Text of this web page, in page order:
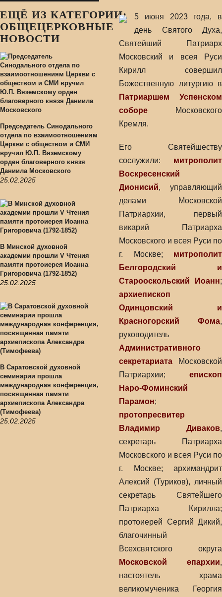
ЕЩЁ ИЗ КАТЕГОРИИ:
ОБЩЕЦЕРКОВНЫЕ
НОВОСТИ
Председатель Синодального
отдела по взаимоотношениям
Церкви с обществом и СМИ
вручил Ю.П. Вяземскому
орден благоверного князя
Даниила Московского
25.02.2025
В Минской духовной
академии прошли V Чтения
памяти протоиерея Иоанна
Григоровича (1792-1852)
25.02.2025
В Саратовской духовной
семинарии прошла
международная конференция,
посвященная памяти
архиепископа Александра
(Тимофеева)
25.02.2025
5 июня 2023 года, в
день Святого Духа,
Святейший Патриарх
Московский и всея Руси
Кирилл совершил
Божественную литургию в
Патриаршем Успенском
соборе Московского
Кремля.
Его Святейшеству
сослужили: митрополит
Воскресенский
Дионисий, управляющий
делами Московской
Патриархии, первый
викарий Патриарха
Московского и всея Руси по
г. Москве; митрополит
Белгородский и
Старооскольский Иоанн;
архиепископ
Одинцовский и
Красногорский Фома,
руководитель
Административного
секретариата Московской
Патриархии; епископ
Наро-Фоминский
Парамон;
протопресвитер
Владимир Диваков,
секретарь Патриарха
Московского и всея Руси по
г. Москве; архимандрит
Алексий (Туриков), личный
секретарь Святейшего
Патриарха Кирилла;
протоиерей Сергий Дикий,
благочинный
Всехсвятского округа
Московской епархии,
настоятель храма
великомученика Георгия